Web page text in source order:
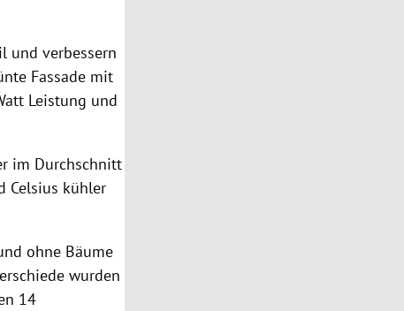
und verbessern
Fassade mit
Leistung und
im Durchschnitt
Celsius kühler
ohne Bäume
wurden
14